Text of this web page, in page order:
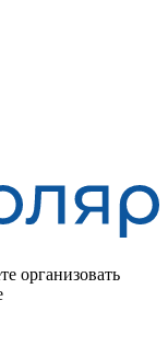
организовать